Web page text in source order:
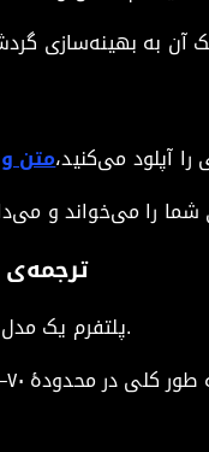
آپلود می‌کنید،متن
پلتفرم یک مدل موضعی آگاه از زمینه تولید می‌کند.